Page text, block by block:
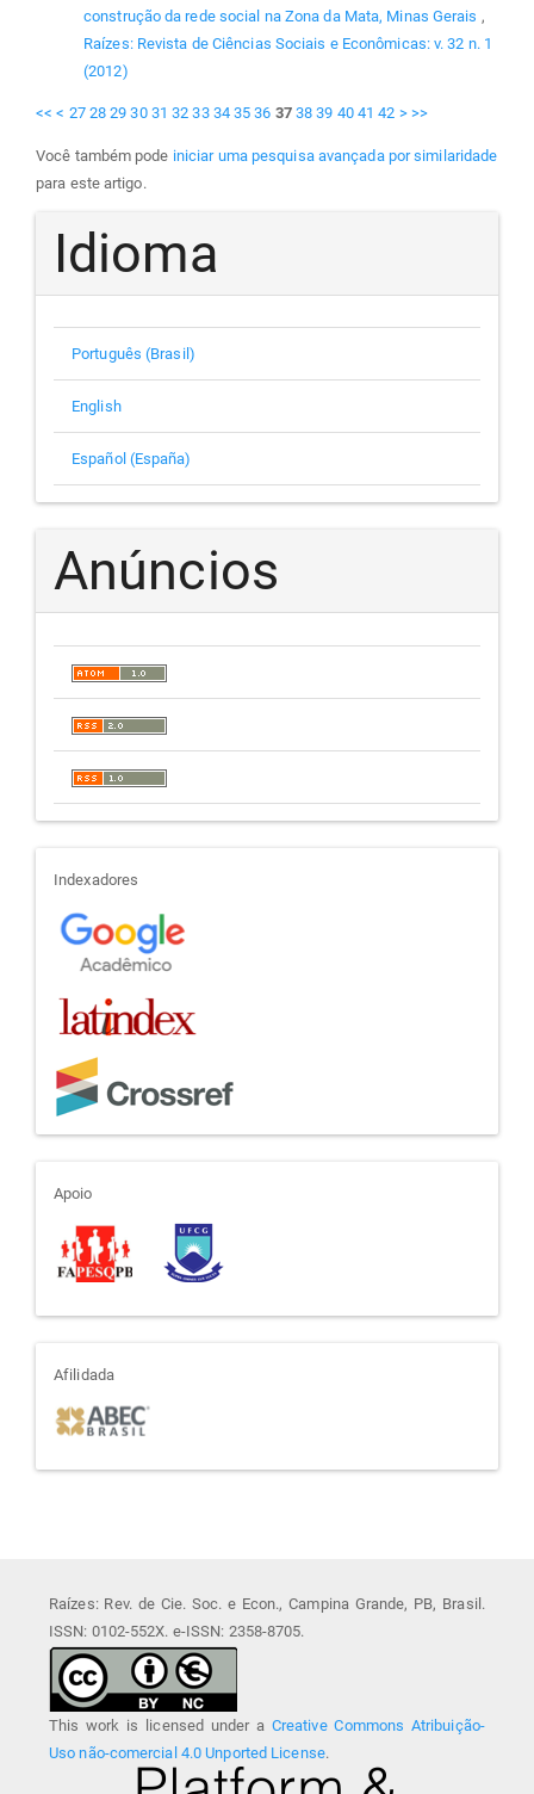
construção da rede social na Zona da Mata, Minas Gerais ,
Raízes: Revista de Ciências Sociais e Econômicas: v. 32 n. 1
(2012)
<< < 27 28 29 30 31 32 33 34 35 36 37 38 39 40 41 42 > >>
Você também pode iniciar uma pesquisa avançada por similaridade
para este artigo.
Idioma
Português (Brasil)
English
Español (España)
Anúncios
indexadores
Indexadores
apoio
Apoio
afiliada
Afilidada
Raízes: Rev. de Cie. Soc. e Econ., Campina Grande, PB, Brasil.
ISSN: 0102-552X. e-ISSN: 2358-8705.
This work is licensed under a Creative Commons Atribuição-
Uso não-comercial 4.0 Unported License.